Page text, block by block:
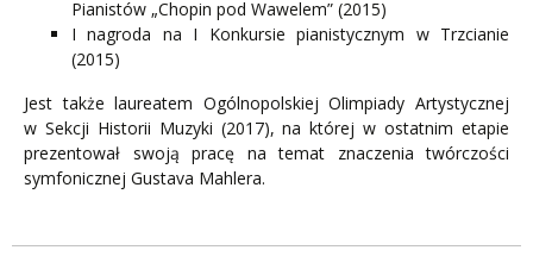
Pianistów „Chopin pod Wawelem” (2015)
I nagroda na I Konkursie pianistycznym w Trzcianie
(2015)
Jest także laureatem Ogólnopolskiej Olimpiady Artystycznej
w Sekcji Historii Muzyki (2017), na której w ostatnim etapie
prezentował swoją pracę na temat znaczenia twórczości
symfonicznej Gustava Mahlera.